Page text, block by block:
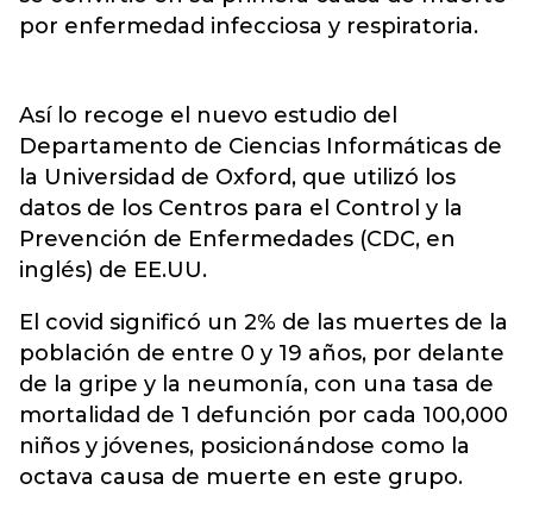
por enfermedad infecciosa y respiratoria.
Así lo recoge el nuevo estudio del
Departamento de Ciencias Informáticas de
la Universidad de Oxford, que utilizó los
datos de los Centros para el Control y la
Prevención de Enfermedades (CDC, en
inglés) de EE.UU.
El covid significó un 2% de las muertes de la
población de entre 0 y 19 años, por delante
de la gripe y la neumonía, con una tasa de
mortalidad de 1 defunción por cada 100,000
niños y jóvenes, posicionándose como la
octava causa de muerte en este grupo.